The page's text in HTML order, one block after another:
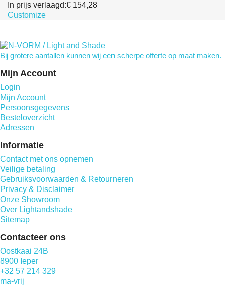
In prijs verlaagd:€ 154,28
Customize
Bij grotere aantallen kunnen wij een scherpe offerte op maat maken.
Mijn Account
Login
Mijn Account
Persoonsgegevens
Besteloverzicht
Adressen
Informatie
Contact met ons opnemen
Veilige betaling
Gebruiksvoorwaarden & Retourneren
Privacy & Disclaimer
Onze Showroom
Over Lightandshade
Sitemap
Contacteer ons
Oostkaai 24B
8900 Ieper
+32 57 214 329
ma-vrij